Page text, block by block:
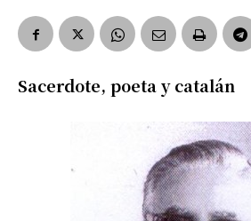
Sacerdote, poeta y catalán